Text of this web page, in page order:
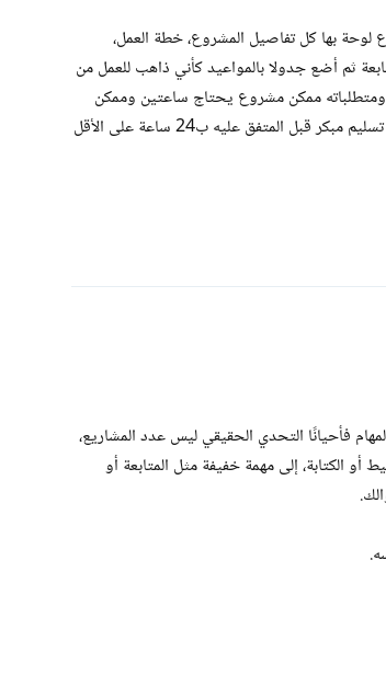
بها كل تفاصيل المشروع، خطة العمل،
ثم أضع جدولا بالمواعيد كأني ذاهب للعمل من
ممكن مشروع يحتاج ساعتين وممكن
مشروع يحتاج 3 وهكذا وأترك وقت استراحة بين كل مشروع والثاني. ثم أضع موعد تسليم مبكر قبل المتفق عليه ب24 ساعة على الأقل
فأحيانًا التحدي الحقيقي ليس عدد المشاريع،
الكتابة، إلى مهمة خفيفة مثل المتابعة أو